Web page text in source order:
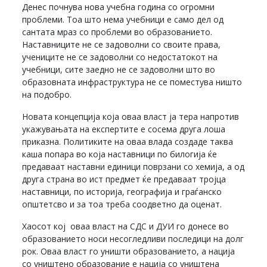
Денес почнува нова учебна година со огромни
проблеми. Тоа што нема учебници е само дел од
сантата мраз со проблеми во образованието.
Наставниците не се задоволни со своите права,
учениците не се задоволни со недостатокот на
учебници, сите заедно не се задоволни што во
образовната инфраструктура не се поместува ништо
на подобро.
Новата концепција која оваа власт ја тера напротив
укажувањата на експертите е сосема друга лоша
приказна. Политиките на оваа влада создаде таква
каша попара во која наставници по билогија ќе
предаваат наставни единици поврзани со хемија, а од
друга страна во ист предмет ќе предаваат тројца
наставници, по историја, географија и граѓанско
општетсво и за тоа треба соодветно да оценат.
Хаосот кој оваа власт на СДС и ДУИ го донесе во
образованието носи несогледливи последици на долг
рок. Оваа власт го уништи образованието, а нација
со уништено образование е нација со уништена